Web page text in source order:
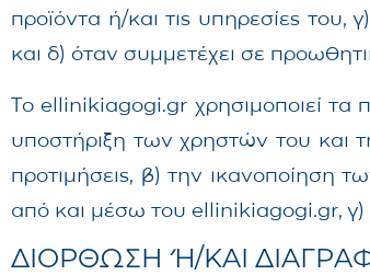
προϊόντα ή/και τις υπηρεσίες του,
και δ) όταν συμμετέχει σε
Το ellinikiagogi.gr χρησιμοποιεί τα
υποστήριξη των χρηστών του και
προτιμήσεις, β) την ικανοποίηση
από και μέσω του ellinikiagogi.gr,
ΔΙΟΡΘΩΣΗ Ή/ΚΑΙ